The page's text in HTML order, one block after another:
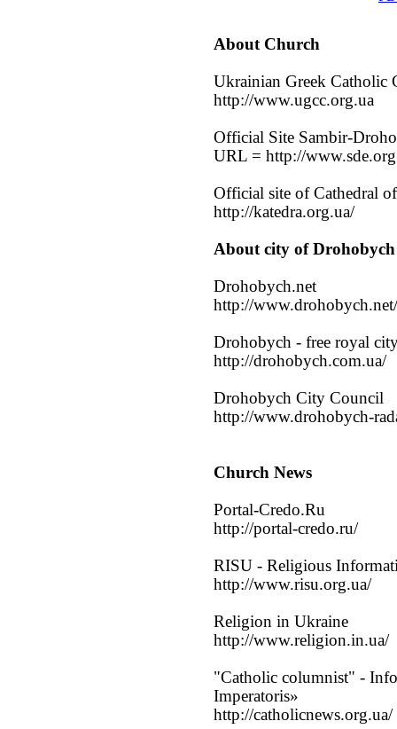
About Church
Ukrainian Greek Catholic
http://www.ugcc.org.ua
Official Site Sambir-
URL = http://
Official site of Cathedral
http://katedra.org.ua/
About city of Drohobych
Drohobych.net
http://www.drohobych.net/
Drohobych - free royal
http://drohobych.com.ua/
Drohobych City Council
http://www.drohobych-
Church News
Portal-Credo.Ru
http://portal-credo.ru/
RISU - Religious
http://www.risu.org.ua/
Religion in Ukraine
http://www.religion.in.ua/
"Catholic columnist" -
Imperatoris»
http://catholicnews.org.ua/